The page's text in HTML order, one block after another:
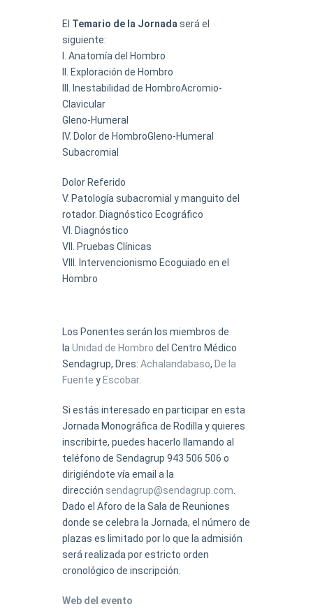
El Temario de la Jornada será el
siguiente:
Anatomía del Hombro
Exploración de Hombro
Inestabilidad de HombroAcromio-
Clavicular
Gleno-Humeral
Dolor de HombroGleno-Humeral
Subacromial
Dolor Referido
Patología subacromial y manguito del
rotador. Diagnóstico Ecográfico
Diagnóstico
Pruebas Clínicas
Intervencionismo Ecoguiado en el
Hombro
Los Ponentes serán los miembros de
la Unidad de Hombro del Centro Médico
Sendagrup, Dres: Achalandabaso, De la
Fuente y Escobar.
Si estás interesado en participar en esta
Jornada Monográfica de Rodilla y quieres
inscribirte, puedes hacerlo llamando al
teléfono de Sendagrup 943 506 506 o
dirigiéndote vía email a la
dirección sendagrup@sendagrup.com
Dado el Aforo de la Sala de Reuniones
donde se celebra la Jornada, el número de
plazas es limitado por lo que la admisión
será realizada por estricto orden
cronológico de inscripción.
Web del evento